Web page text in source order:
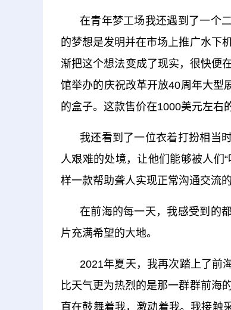
在青年梦工场我还遇到了一个
的梦想是发明并在市场上推广水下
渐把这个想法变成了现实，很快便
馆举办的庆祝改革开放40周年大
的盒子。这款售价在1000美元左右
我还看到了一位衣着打扮相当
人艰难的处境，让他们能够被人们
样一款帮助聋人实现正常沟通交流的
在前海的每一天，我感受到的
片充满希望的大地。
2021年夏天，我再次踏上了前
比天气更为热烈的是那一群群前海
直在鼓舞着我，激动着我。我接触